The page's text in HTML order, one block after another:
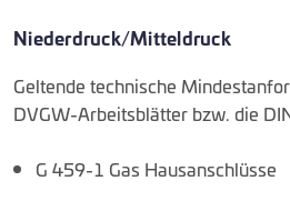
Niederdruck/Mitteldruck
Geltende technische
DVGW-Arbeitsblätter bzw. die
G 459-1 Gas Hausanschlüsse